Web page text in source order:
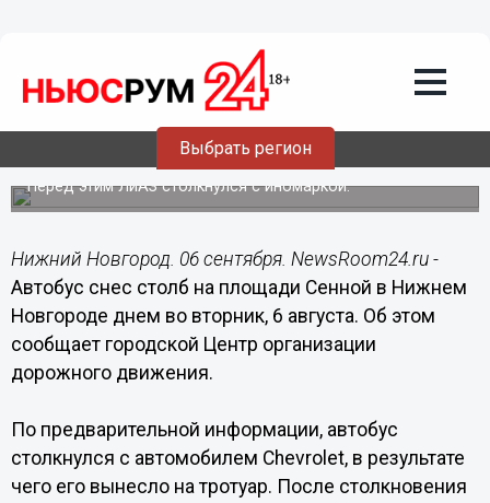
Выбрать регион
Автобус вылетел на тротуар и
протаранил столб после ДТП на
Перед этим ЛиАЗ столкнулся с иномаркой.
Нижний Новгород. 06 сентября. NewsRoom24.ru -
Автобус снес столб на площади Сенной в Нижнем
Новгороде днем во вторник, 6 августа. Об этом
сообщает городской Центр организации
дорожного движения.
По предварительной информации, автобус
столкнулся с автомобилем Chevrolet, в результате
чего его вынесло на тротуар. После столкновения